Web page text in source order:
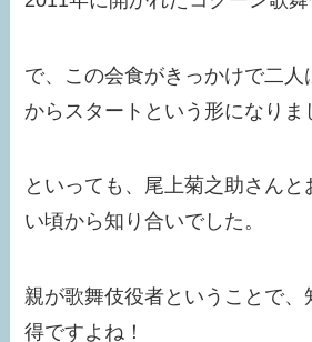
で、この会食がきっかけで二人
からスタートという形になりま
といっても、尾上菊之助さん
い頃から知り合いでした。
親が歌舞伎役者ということで、
得ですよね！